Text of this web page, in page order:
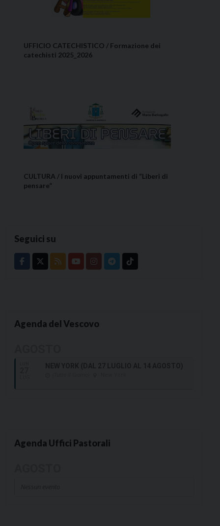
UFFICIO CATECHISTICO / Formazione dei
catechisti 2025_2026
CULTURA / I nuovi appuntamenti di “Liberi di
pensare”
Seguici su
Agenda del Vescovo
Agenda Uffici Pastorali